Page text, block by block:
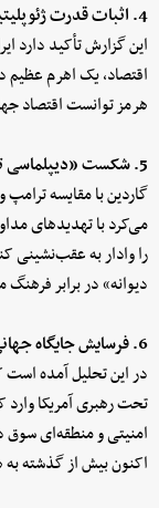
4. اثبات قدرت ژئوپلیتیکی تنگه هرمز
این گزارش تأکید دارد
اقتصاد، یک اهرم عظیم
هرمز توانست اقتصاد
5. شکست «دیپلماسی تهدید» ترامپ
گاردین با مقایسه
می‌کرد با تهدیدهای
را وادار به عقب‌نشینی
دیوانه» در برابر
6. فرسایش جایگاه جهانی آمریکا و نظم غربی
در این تحلیل آمده
تحت رهبری آمریکا وارد
امنیتی و منطقه‌ای
اکنون بیش از گذشته به